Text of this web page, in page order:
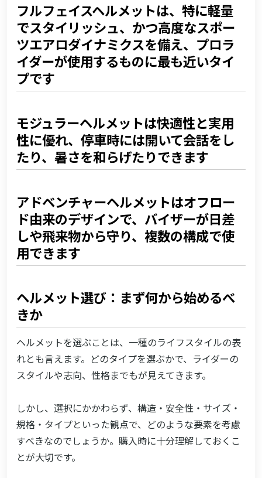
0-9 衝撃吸収材：EPS
0-10 バイク用ヘルメットの内装
0-11 あごひも（リテンションストラップ）
0-12 バイザーと、その良し悪しの見極め方
0-14きついヘルメットは広げられるのか
0-15規格適合ヘルメットの見分け方
0-16 安全性：チェックすべきポイント
0-18 どのタイプのヘルメットを選ぶべきか
0-19フルフェイスヘルメットを選ぶべきタイミング
0-20 モジュラーヘルメットの特徴
0-22フルフェイスとモジュラーヘルメットの違い
0-23アドベンチャーヘルメットの特徴
0-24街乗り向けヘルメットの特徴
0-25ヘルメットの色：最優先は好み
0-28AGVヘルメットはどのように作られているのか
フルフェイスヘルメットは、特に軽量
でスタイリッシュ、かつ高度なスポー
ツエアロダイナミクスを備え、プロラ
イダーが使用するものに最も近いタイ
プです
モジュラーヘルメットは快適性と実用
性に優れ、停車時には開いて会話をし
たり、暑さを和らげたりできます
アドベンチャーヘルメットはオフロー
ド由来のデザインで、バイザーが日差
しや飛来物から守り、複数の構成で使
用できます
ヘルメット選び：まず何から始めるべ
きか
ヘルメットを選ぶことは、一種のライフスタイルの表
れとも言えます。どのタイプを選ぶかで、ライダーの
スタイルや志向、性格までもが見えてきます。
しかし、選択にかかわらず、構造・安全性・サイズ・
規格・タイプといった観点で、どのような要素を考慮
すべきなのでしょうか。購入時に十分理解しておくこ
とが大切です。